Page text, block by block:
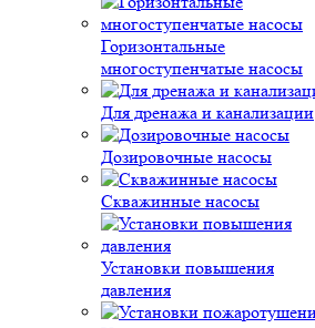
Горизонтальные
многоступенчатые насосы
Для дренажа и канализации
Дозировочные насосы
Скважинные насосы
Установки повышения
давления